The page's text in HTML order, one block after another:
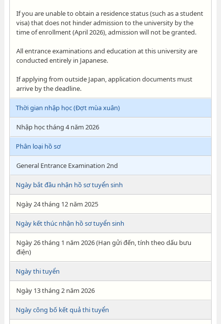
If you are unable to obtain a residence status (such as a student
visa) that does not hinder admission to the university by the
time of enrollment (April 2026), admission will not be granted.
All entrance examinations and education at this university are
conducted entirely in Japanese.
If applying from outside Japan, application documents must
arrive by the deadline.
Thời gian nhập học (Đợt mùa xuân)
Nhập học tháng 4 năm 2026
Phân loại hồ sơ
General Entrance Examination 2nd
Ngày bắt đầu nhận hồ sơ tuyển sinh
Ngày 24 tháng 12 năm 2025
Ngày kết thúc nhận hồ sơ tuyển sinh
Ngày 26 tháng 1 năm 2026 (Hạn gửi đến, tính theo dấu bưu
điện)
Ngày thi tuyển
Ngày 13 tháng 2 năm 2026
Ngày công bố kết quả thi tuyển